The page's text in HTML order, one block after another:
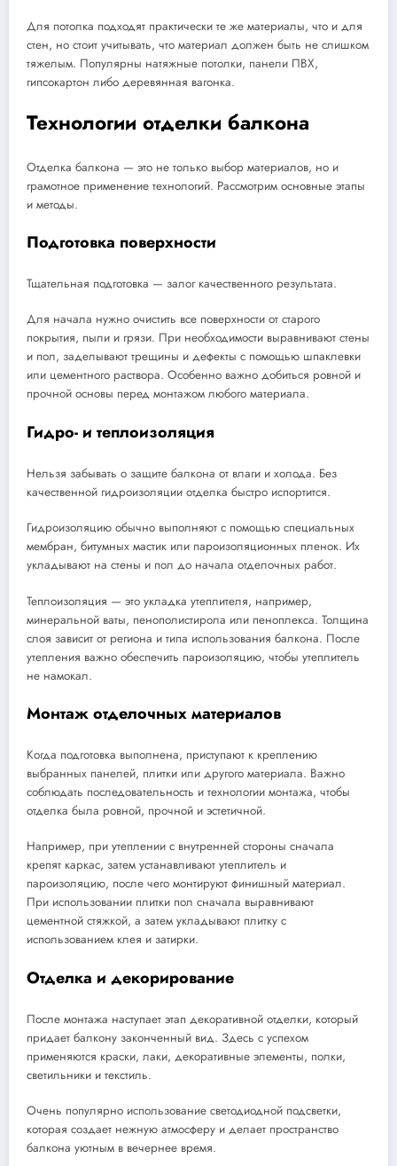
Для потолка подходят практически те же материалы, что и для
стен, но стоит учитывать, что материал должен быть не слишком
тяжелым. Популярны натяжные потолки, панели ПВХ,
гипсокартон либо деревянная вагонка.
Технологии отделки балкона
Отделка балкона — это не только выбор материалов, но и
грамотное применение технологий. Рассмотрим основные этапы
и методы.
Подготовка поверхности
Тщательная подготовка — залог качественного результата.
Для начала нужно очистить все поверхности от старого
покрытия, пыли и грязи. При необходимости выравнивают стены
и пол, заделывают трещины и дефекты с помощью шпаклевки
или цементного раствора. Особенно важно добиться ровной и
прочной основы перед монтажом любого материала.
Гидро- и теплоизоляция
Нельзя забывать о защите балкона от влаги и холода. Без
качественной гидроизоляции отделка быстро испортится.
Гидроизоляцию обычно выполняют с помощью специальных
мембран, битумных мастик или пароизоляционных пленок. Их
укладывают на стены и пол до начала отделочных работ.
Теплоизоляция — это укладка утеплителя, например,
минеральной ваты, пенополистирола или пеноплекса. Толщина
слоя зависит от региона и типа использования балкона. После
утепления важно обеспечить пароизоляцию, чтобы утеплитель
не намокал.
Монтаж отделочных материалов
Когда подготовка выполнена, приступают к креплению
выбранных панелей, плитки или другого материала. Важно
соблюдать последовательность и технологии монтажа, чтобы
отделка была ровной, прочной и эстетичной.
Например, при утеплении с внутренней стороны сначала
крепят каркас, затем устанавливают утеплитель и
пароизоляцию, после чего монтируют финишный материал.
При использовании плитки пол сначала выравнивают
цементной стяжкой, а затем укладывают плитку с
использованием клея и затирки.
Отделка и декорирование
После монтажа наступает этап декоративной отделки, который
придает балкону законченный вид. Здесь с успехом
применяются краски, лаки, декоративные элементы, полки,
светильники и текстиль.
Очень популярно использование светодиодной подсветки,
которая создает нежную атмосферу и делает пространство
балкона уютным в вечернее время.